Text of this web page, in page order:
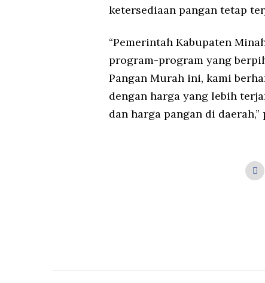
ketersediaan pangan tetap
“Pemerintah Kabupaten
program-program yang
Pangan Murah ini, kami
dengan harga yang lebih
dan harga pangan di